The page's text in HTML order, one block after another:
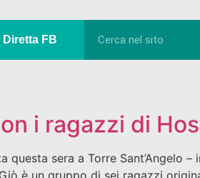
Diretta FB
i ragazzi di
sera a Torre Sant’Angelo
è un gruppo di sei ragazzi